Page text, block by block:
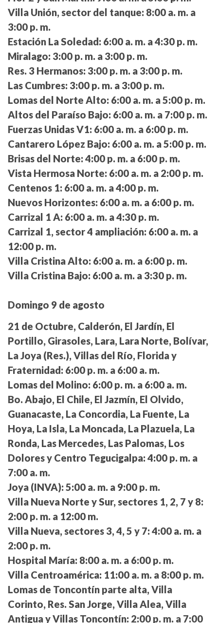
Villa Unión, sector del tanque: 8:00 a. m. a
3:00 p. m.
Estación La Soledad: 6:00 a. m. a 4:30 p. m.
Miralago: 3:00 p. m. a 3:00 p. m.
Res. 3 Hermanos: 3:00 p. m. a 3:00 p. m.
Las Cumbres: 3:00 p. m. a 3:00 p. m.
Lomas del Norte Alto: 6:00 a. m. a 5:00 p. m.
Altos del Paraíso Bajo: 6:00 a. m. a 7:00 p. m.
Fuerzas Unidas V1: 6:00 a. m. a 6:00 p. m.
Cantarero López Bajo: 6:00 a. m. a 5:00 p. m.
Brisas del Norte: 4:00 p. m. a 6:00 p. m.
Vista Hermosa Norte: 6:00 a. m. a 2:00 p. m.
Centenos 1: 6:00 a. m. a 4:00 p. m.
Nuevos Horizontes: 6:00 a. m. a 6:00 p. m.
Carrizal 1 A: 6:00 a. m. a 4:30 p. m.
Carrizal 1, sector 4 ampliación: 6:00 a. m. a
12:00 p. m.
Villa Cristina Alto: 6:00 a. m. a 6:00 p. m.
Villa Cristina Bajo: 6:00 a. m. a 3:30 p. m.
Domingo 9 de agosto
21 de Octubre, Calderón, El Jardín, El
Portillo, Girasoles, Lara, Lara Norte, Bolívar,
La Joya (Res.), Villas del Río, Florida y
Fraternidad: 6:00 p. m. a 6:00 a. m.
Lomas del Molino: 6:00 p. m. a 6:00 a. m.
Bo. Abajo, El Chile, El Jazmín, El Olvido,
Guanacaste, La Concordia, La Fuente, La
Hoya, La Isla, La Moncada, La Plazuela, La
Ronda, Las Mercedes, Las Palomas, Los
Dolores y Centro Tegucigalpa: 4:00 p. m. a
7:00 a. m.
Joya (INVA): 5:00 a. m. a 9:00 p. m.
Villa Nueva Norte y Sur, sectores 1, 2, 7 y 8:
2:00 p. m. a 12:00 m.
Villa Nueva, sectores 3, 4, 5 y 7: 4:00 a. m. a
2:00 p. m.
Hospital María: 8:00 a. m. a 6:00 p. m.
Villa Centroamérica: 11:00 a. m. a 8:00 p. m.
Lomas de Toncontín parte alta, Villa
Corinto, Res. San Jorge, Villa Alea, Villa
Antigua y Villas Toncontín: 2:00 p. m. a 7:00